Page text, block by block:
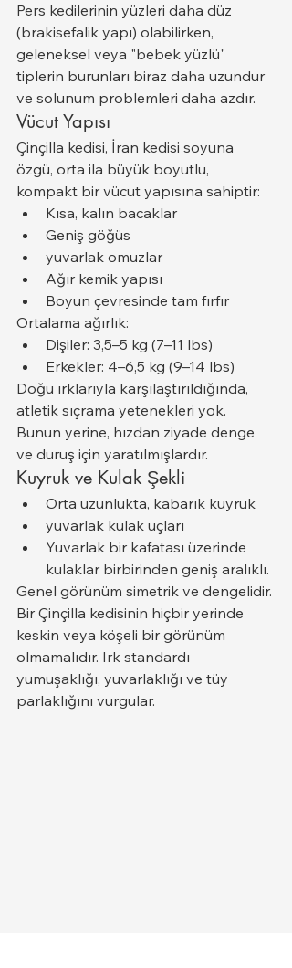
Pers kedilerinin yüzleri daha düz
(brakisefalik yapı) olabilirken,
geleneksel veya "bebek yüzlü"
tiplerin burunları biraz daha uzundur
ve solunum problemleri daha azdır.
Vücut Yapısı
Çinçilla kedisi, İran kedisi soyuna
özgü, orta ila büyük boyutlu,
kompakt bir vücut yapısına sahiptir:
Kısa, kalın bacaklar
Geniş göğüs
yuvarlak omuzlar
Ağır kemik yapısı
Boyun çevresinde tam fırfır
Ortalama ağırlık:
Dişiler: 3,5–5 kg (7–11 lbs)
Erkekler: 4–6,5 kg (9–14 lbs)
Doğu ırklarıyla karşılaştırıldığında,
atletik sıçrama yetenekleri yok.
Bunun yerine, hızdan ziyade denge
ve duruş için yaratılmışlardır.
Kuyruk ve Kulak Şekli
Orta uzunlukta, kabarık kuyruk
yuvarlak kulak uçları
Yuvarlak bir kafatası üzerinde
kulaklar birbirinden geniş aralıklı.
Genel görünüm simetrik ve dengelidir.
Bir Çinçilla kedisinin hiçbir yerinde
keskin veya köşeli bir görünüm
olmamalıdır. Irk standardı
yumuşaklığı, yuvarlaklığı ve tüy
parlaklığını vurgular.